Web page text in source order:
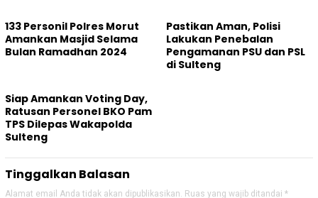
133 Personil Polres Morut
Amankan Masjid Selama
Bulan Ramadhan 2024
Pastikan Aman, Polisi
Lakukan Penebalan
Pengamanan PSU dan PSL
di Sulteng
Siap Amankan Voting Day,
Ratusan Personel BKO Pam
TPS Dilepas Wakapolda
Sulteng
Tinggalkan Balasan
Alamat email Anda tidak akan dipublikasikan. Ruas yang wajib ditandai *